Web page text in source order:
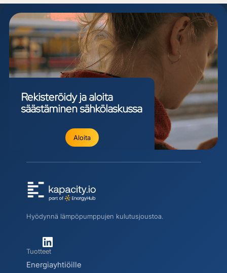
Rekisteröidyjaaloita
säästäminensähkölaskussa
Aloita
Hyödynnä lämpöpumppujen kulutusjoustoa.
Tuotteet
Energiayhtiöille